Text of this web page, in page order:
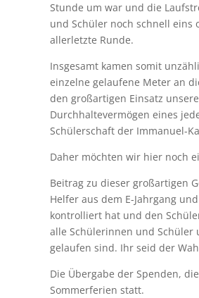
Stunde um war und die
und Schüler noch schnell
allerletzte Runde.
Insgesamt kamen somit
einzelne gelaufene Meter an
den großartigen Einsatz
Durchhaltevermögen eines
Schülerschaft der Immanuel-
Daher möchten wir hier noch
Beitrag zu dieser großartigen
Helfer aus dem E-Jahrgang
kontrolliert hat und den
alle Schülerinnen und
gelaufen sind. Ihr seid der
Die Übergabe der Spenden,
Sommerferien statt.